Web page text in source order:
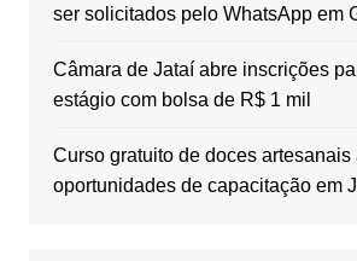
ser solicitados pelo WhatsApp em
Câmara de Jataí abre inscrições
estágio com bolsa de R$ 1 mil
Curso gratuito de doces artesanais
oportunidades de capacitação em